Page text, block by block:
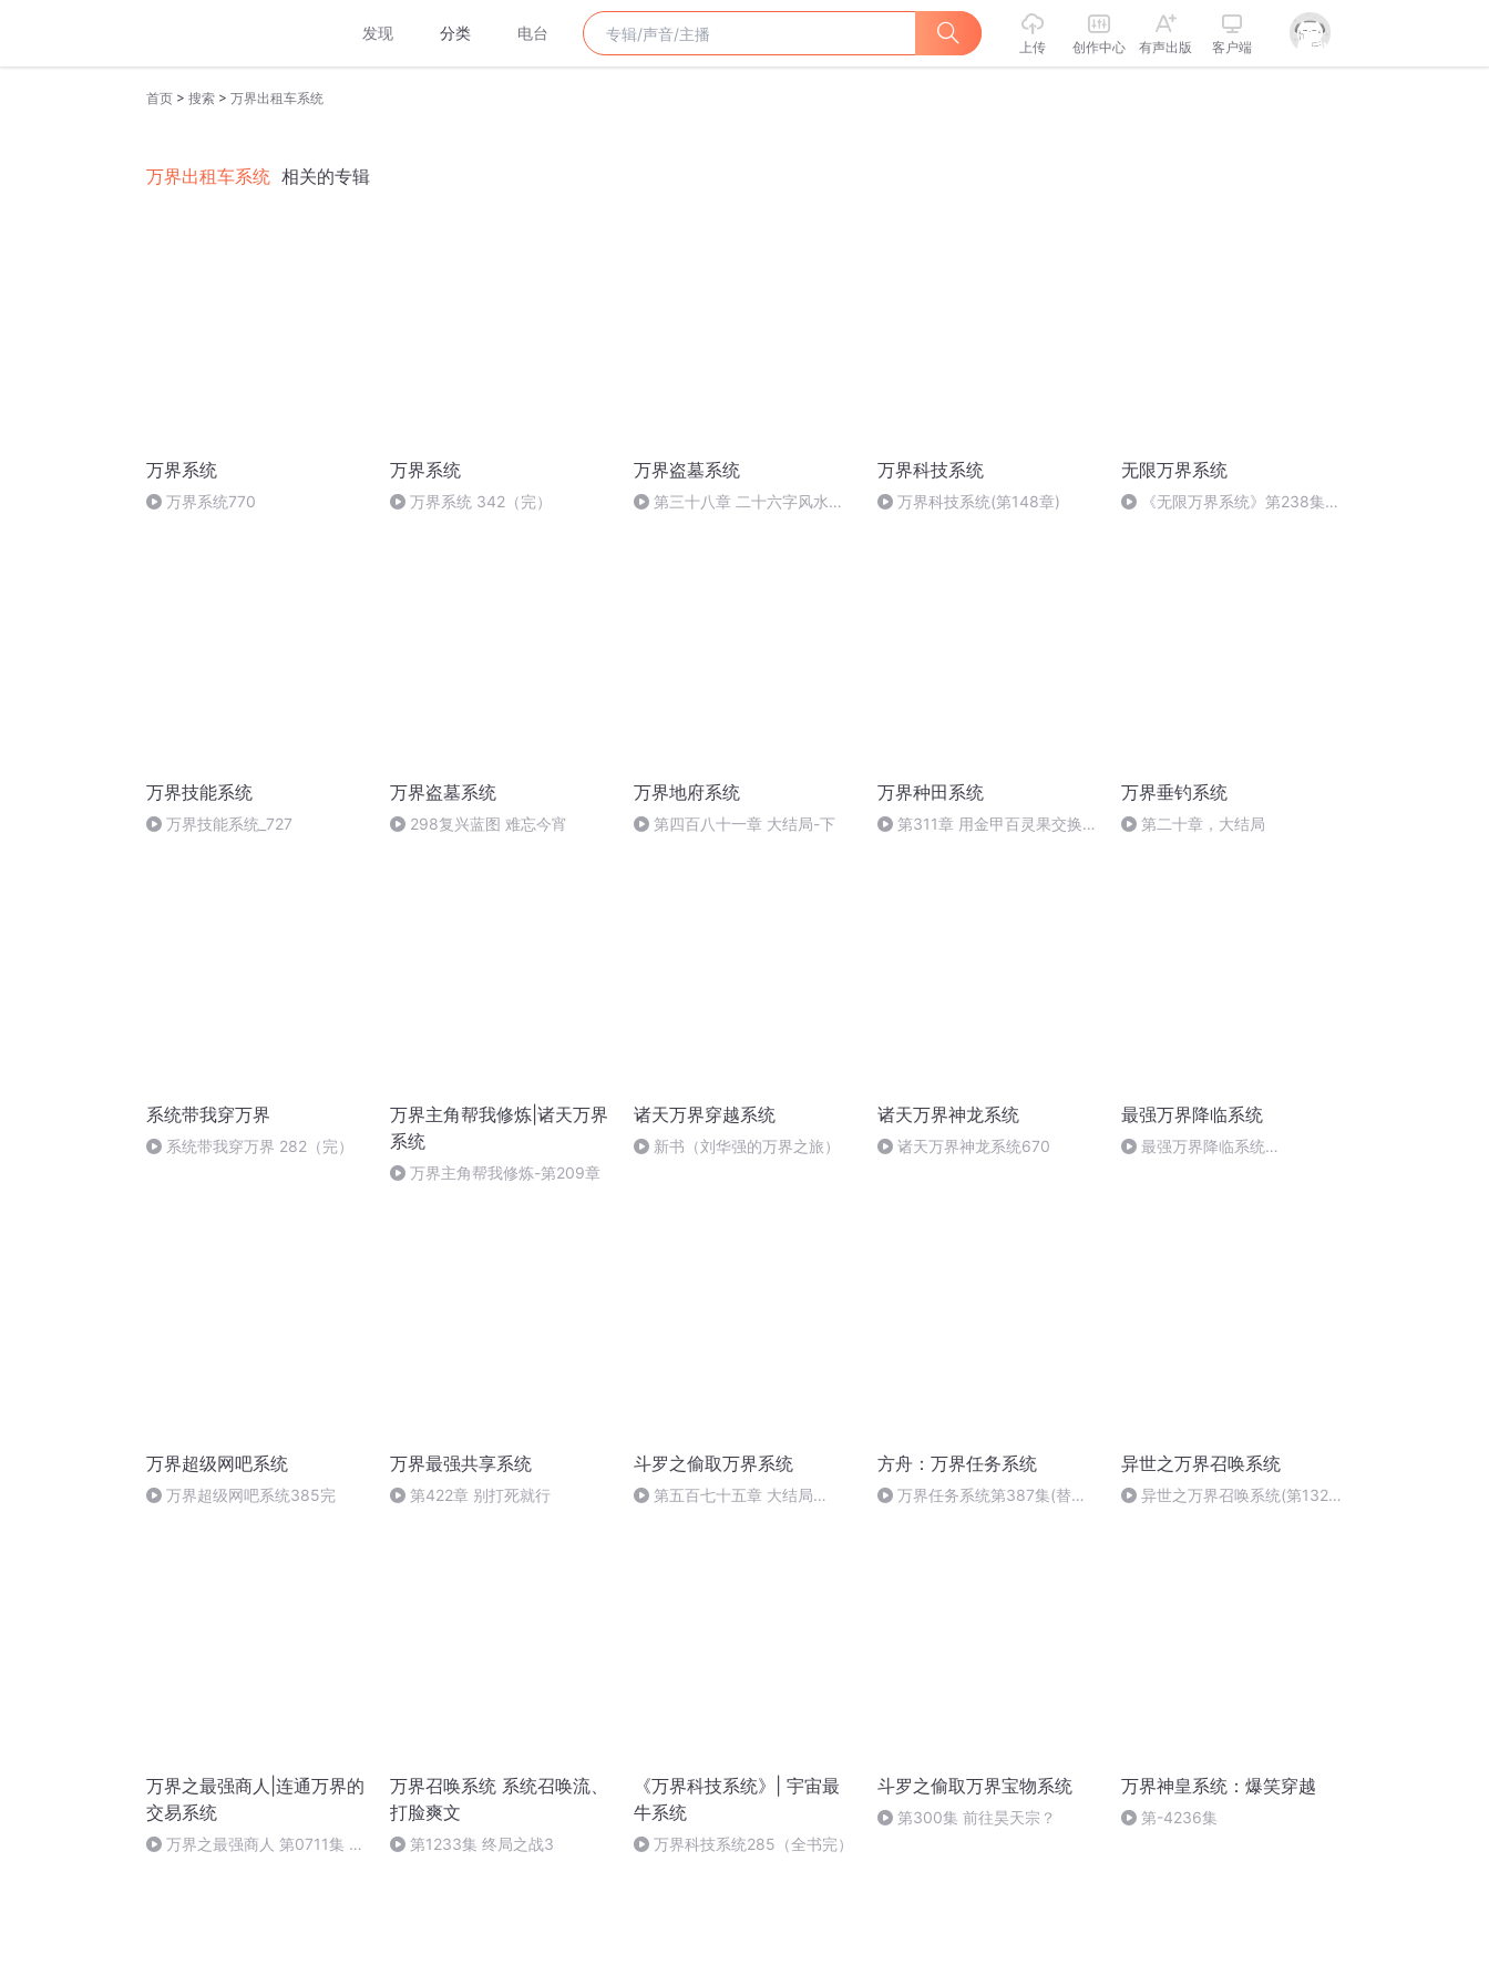
发现 分类 电台
上传 创作中心 有声出版 客户端
首页 > 搜索 > 万界出租车系统
万界出租车系统 相关的专辑
万界系统
万界系统770
万界系统
万界系统 342（完）
万界盗墓系统
第三十八章 二十六字风水秘
万界科技系统
万界科技系统(第148章)
无限万界系统
《无限万界系统》第238集
万界技能系统
万界技能系统_727
万界盗墓系统
298复兴蓝图 难忘今宵
万界地府系统
第四百八十一章 大结局-下
万界种田系统
第311章 用金甲百灵果交换，
万界垂钓系统
第二十章，大结局
系统带我穿万界
系统带我穿万界 282（完）
万界主角帮我修炼|诸天万界
系统
万界主角帮我修炼-第209章
诸天万界穿越系统
新书（刘华强的万界之旅）
诸天万界神龙系统
诸天万界神龙系统670
最强万界降临系统
最强万界降临系统
万界超级网吧系统
万界超级网吧系统385完
万界最强共享系统
第422章 别打死就行
斗罗之偷取万界系统
第五百七十五章 大结局
方舟：万界任务系统
万界任务系统第387集(替身
异世之万界召唤系统
异世之万界召唤系统(第132
万界之最强商人|连通万界的
交易系统
万界之最强商人 第0711集 最
万界召唤系统 系统召唤流、
打脸爽文
第1233集 终局之战3
《万界科技系统》| 宇宙最
牛系统
万界科技系统285（全书完）
斗罗之偷取万界宝物系统
第300集 前往昊天宗？
万界神皇系统：爆笑穿越
第-4236集